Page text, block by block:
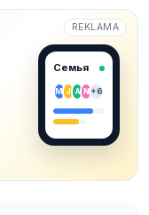
REKLAMA
Семья
M J A N+6